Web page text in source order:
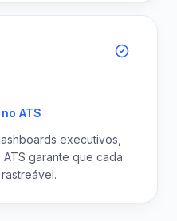
ATS
executivos,
ATS garante que cada